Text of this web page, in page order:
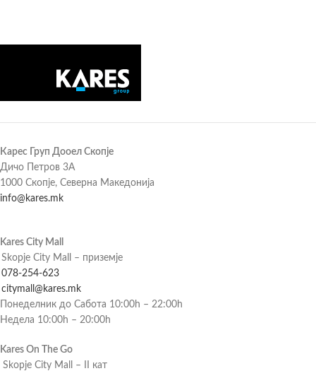
Карес Груп Дооел Скопје
Дичо Петров 3А
1000 Скопје, Северна Македонија
info@kares.mk
Kares City Mall
Skopje City Mall – приземје
078-254-623
citymall@kares.mk
Понеделник до Сабота 10:00h – 22:00h
Недела 10:00h – 20:00h
Kares On The Go
Skopje City Mall – II кат